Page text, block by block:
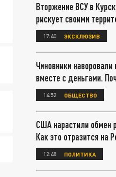
Вторжение ВСУ в
рискует своими
17:40 ЭКСКЛЮЗИВ
Чиновники
вместе с деньгами.
14:52 ОБЩЕСТВО
США нарастили обмен
Как это отразится на
12:48 ПОЛИТИКА